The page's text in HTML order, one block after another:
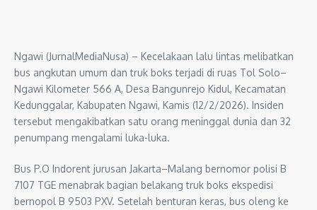
Ngawi (JurnalMediaNusa) – Kecelakaan lalu lintas melibatkan
bus angkutan umum dan truk boks terjadi di ruas Tol Solo–
Ngawi Kilometer 566 A, Desa Bangunrejo Kidul, Kecamatan
Kedunggalar, Kabupaten Ngawi, Kamis (12/2/2026). Insiden
tersebut mengakibatkan satu orang meninggal dunia dan 32
penumpang mengalami luka-luka.
Bus P.O Indorent jurusan Jakarta–Malang bernomor polisi B
7107 TGE menabrak bagian belakang truk boks ekspedisi
bernopol B 9503 PXV. Setelah benturan keras, bus oleng ke